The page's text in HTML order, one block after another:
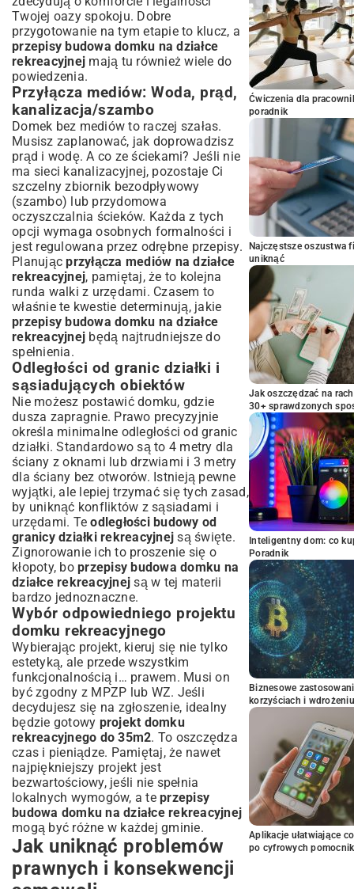
Twojej oazy spokoju. Dobre
przygotowanie na tym etapie to klucz, a
przepisy budowa domku na działce
rekreacyjnej mają tu również wiele do
powiedzenia.
Przyłącza mediów: Woda, prąd,
kanalizacja/szambo
Domek bez mediów to raczej szałas.
Musisz zaplanować, jak doprowadzisz
prąd i wodę. A co ze ściekami? Jeśli nie
ma sieci kanalizacyjnej, pozostaje Ci
szczelny zbiornik bezodpływowy
(szambo) lub przydomowa
oczyszczalnia ścieków. Każda z tych
opcji wymaga osobnych formalności i
jest regulowana przez odrębne przepisy.
Planującprzyłącza mediów na działce
rekreacyjnej, pamiętaj, że to kolejna
runda walki z urzędami. Czasem to
właśnie te kwestie determinują, jakie
przepisy budowa domku na działce
rekreacyjnej będą najtrudniejsze do
spełnienia.
Odległości od granic działki i
sąsiadujących obiektów
Nie możesz postawić domku, gdzie
dusza zapragnie. Prawo precyzyjnie
określa minimalne odległości od granic
działki. Standardowo są to 4 metry dla
ściany z oknami lub drzwiami i 3 metry
dla ściany bez otworów. Istnieją pewne
wyjątki, ale lepiej trzymać się tych zasad,
by uniknąć konfliktów z sąsiadami i
urzędami. Teodległości budowy od
granicy działki rekreacyjnej są święte.
Zignorowanie ich to proszenie się o
kłopoty, bo przepisy budowa domku na
działce rekreacyjnej są w tej materii
bardzo jednoznaczne.
Wybór odpowiedniego projektu
domku rekreacyjnego
Wybierając projekt, kieruj się nie tylko
estetyką, ale przede wszystkim
funkcjonalnością i… prawem. Musi on
być zgodny z MPZP lub WZ. Jeśli
decydujesz się na zgłoszenie, idealny
będzie gotowy projekt domku
rekreacyjnego do 35m2. To oszczędza
czas i pieniądze. Pamiętaj, że nawet
najpiękniejszy projekt jest
bezwartościowy, jeśli nie spełnia
lokalnych wymogów, a te przepisy
budowa domku na działce rekreacyjnej
mogą być różne w każdej gminie.
Jak uniknąć problemów
prawnych i konsekwencji
Ćwiczenia dla
poradnik
Najczęstsze oszustwa
uniknąć
Jak oszczędzać na
30+ sprawdzonych
Inteligentny dom: co
Poradnik
Biznesowe
korzyściach i wdrożeniu
Aplikacje ułatwiające
po cyfrowych